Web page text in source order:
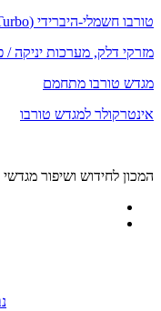
טורבו חשמלי-היברידי (E-Turbo)
מזרקי דלק, מערכות יניקה
מגדש טורבו מתחמם
אינטרקולר למגדש טורבו
המכון לחידוש ושיפור